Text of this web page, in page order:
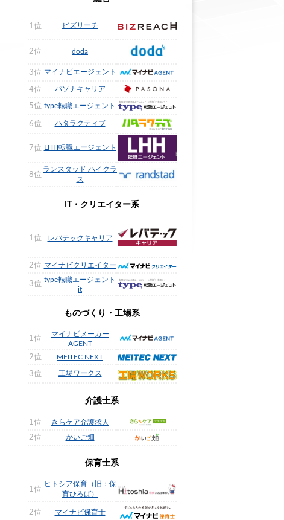
1位 ビズリーチ
2位 doda
3位 マイナビエージェント
4位 パソナキャリア
5位 type転職エージェント
6位 ハタラクティブ
7位 LHH転職エージェント
8位
ランスタッド ハイクラ
ス
IT・クリエイター系
1位 レバテックキャリア
2位 マイナビクリエイター
3位
type転職エージェント
it
ものづくり・工場系
1位
マイナビメーカー
AGENT
2位 MEITEC NEXT
3位 工場ワークス
介護士系
1位 きらケア介護求人
2位 かいご畑
保育士系
1位
ヒトシア保育（旧：保
育ひろば）
2位 マイナビ保育士